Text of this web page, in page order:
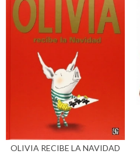
OLIVIA RECIBE LA NAVIDAD